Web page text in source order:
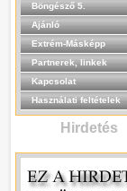
Böngésző 5.
Ajánló
Extrém-Másképp
Partnerek, linkek
Kapcsolat
Használati feltételek
Hirdetés